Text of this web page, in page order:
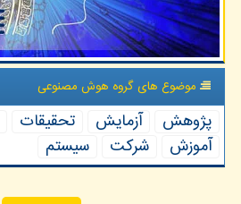
موضوع های گروه هوش مصنوعی
پژوهش آزمایش تحقیقات
آموزش
شركت سیستم